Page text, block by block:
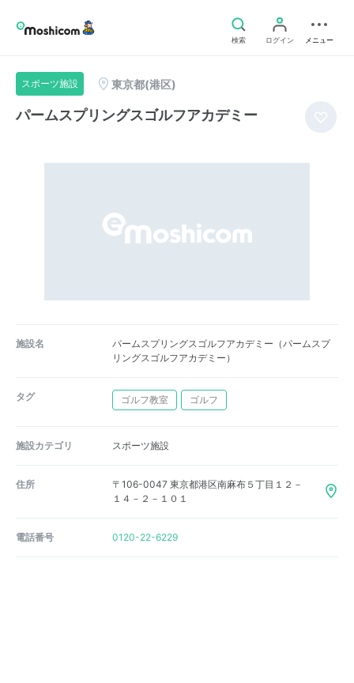
検索 ログイン メニュー
スポーツ施設 東京都(港区)
パームスプリングスゴルフアカデミー
施設名
パームスプリングスゴルフアカデミー（パームスプ
リングスゴルフアカデミー）
タグ ゴルフ教室 ゴルフ
施設カテゴリ スポーツ施設
住所
〒106-0047 東京都港区南麻布５丁目１２－
１４－２－１０１
電話番号 0120-22-6229